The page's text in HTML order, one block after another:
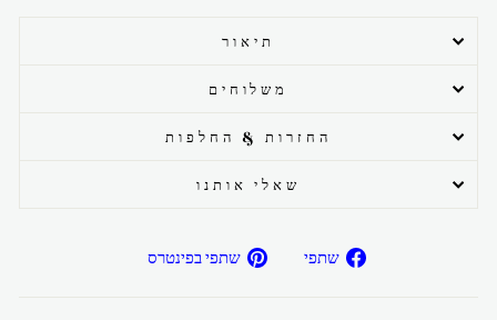
תיאור
משלוחים
החזרות & החלפות
שאלי אותנו
שתפי
שתפ/י שתפי בפינטרס